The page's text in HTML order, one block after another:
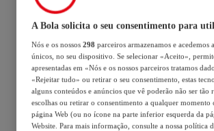
A Bola solicita o seu consentimento para
Nós e os nossos 298 parceiros armazenamos e
únicos, no seu dispositivo. Se selecionar «Aceito»,
apresentadas em «Nós e os nossos parceiros tratamos
«Rejeitar tudo» ou retirar o seu consentimento, estas
alguns conteúdos e anúncios que vê poderão não ser tão
escolhas ou retirar o consentimento a qualquer
página Web (ou no ícone na parte inferior esquerda da
Website. Para mais informação, consulte a nossa política